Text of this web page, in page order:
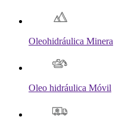
Oleohidráulica Minera
Oleo hidráulica Móvil